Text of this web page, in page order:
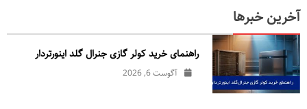
آخرین خبرها
راهنمای خرید کولر گازی جنرال‌ گلد اینورتر‌دار
آگوست 6, 2026